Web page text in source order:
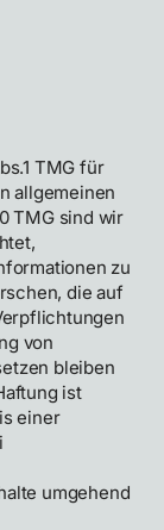
TMG für
allgemeinen
TMG sind wir
zu
die auf
von
bleiben
ist
einer
umgehend